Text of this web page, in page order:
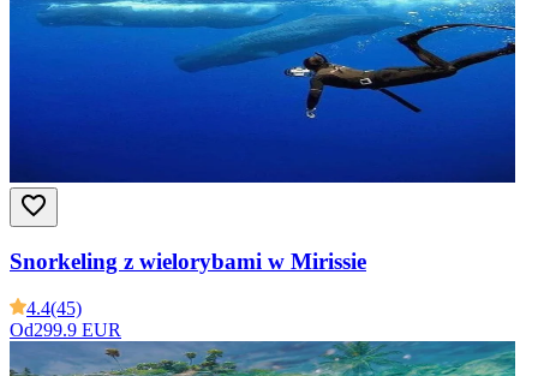
Snorkeling z wielorybami w Mirissie
4.4(45)
Od299.9 EUR